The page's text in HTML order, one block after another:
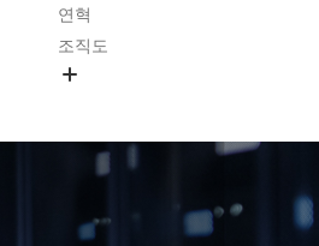
연혁
조직도
연구원 고객헌장
주요업무연락처